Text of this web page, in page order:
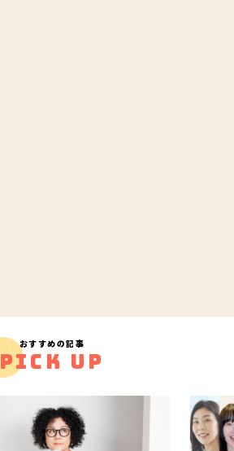
おすすめの記事
PICK UP